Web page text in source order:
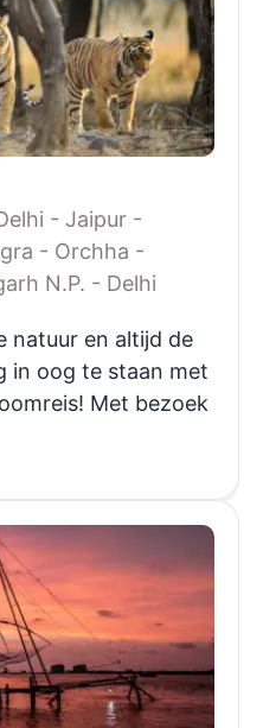
- Jaipur -
- Orchha -
N.P. - Delhi
natuur en altijd de
in oog te staan met
Met bezoek